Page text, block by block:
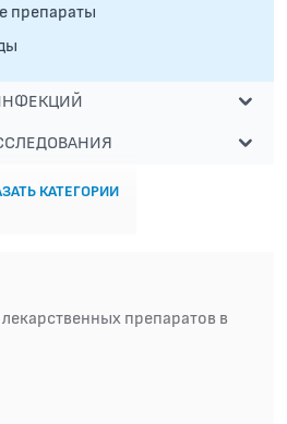
препараты
КАТЕГОРИИ
препаратов в